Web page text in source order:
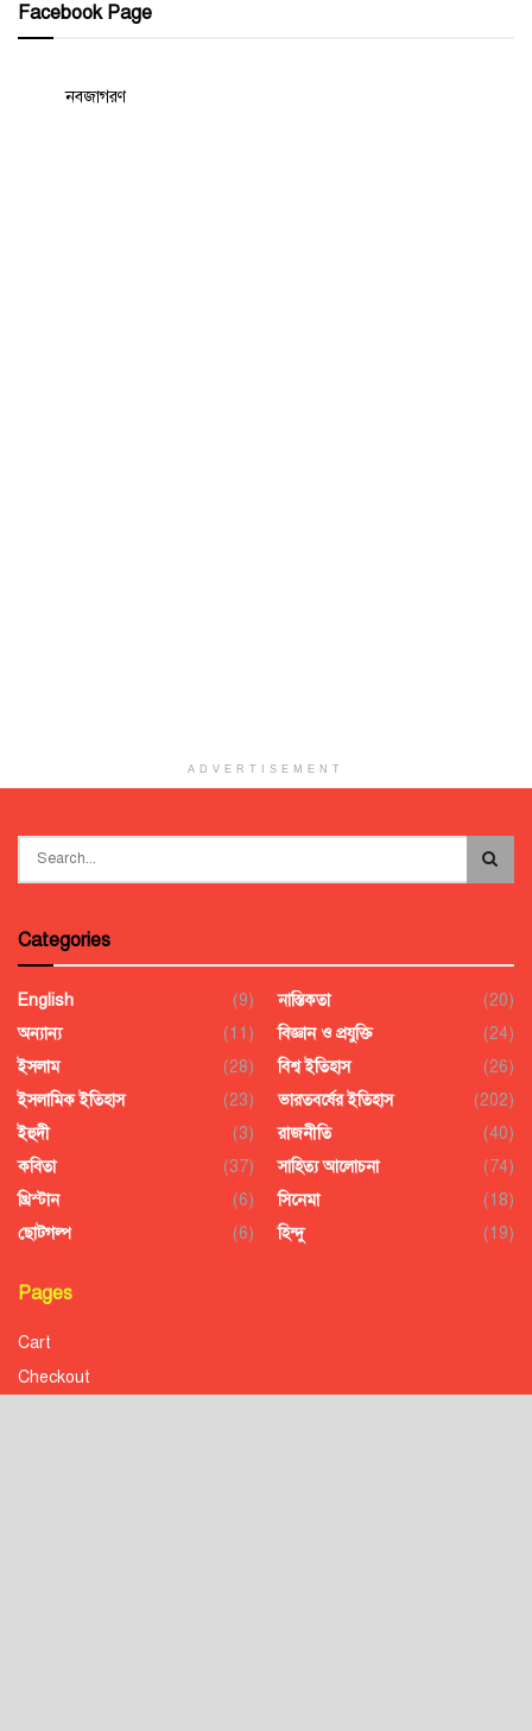
Facebook Page
নবজাগরণ
ADVERTISEMENT
Categories
English
(9)
অন্যান্য
(11)
ইসলাম
(28)
ইসলামিক ইতিহাস
(23)
ইহুদী
(3)
কবিতা
(37)
খ্রিস্টান
(6)
ছোটগল্প
(6)
নাস্তিকতা
(20)
বিজ্ঞান ও প্রযুক্তি
(24)
বিশ্ব ইতিহাস
(26)
ভারতবর্ষের ইতিহাস
(202)
রাজনীতি
(40)
সাহিত্য আলোচনা
(74)
সিনেমা
(18)
হিন্দু
(19)
Pages
Cart
Checkout